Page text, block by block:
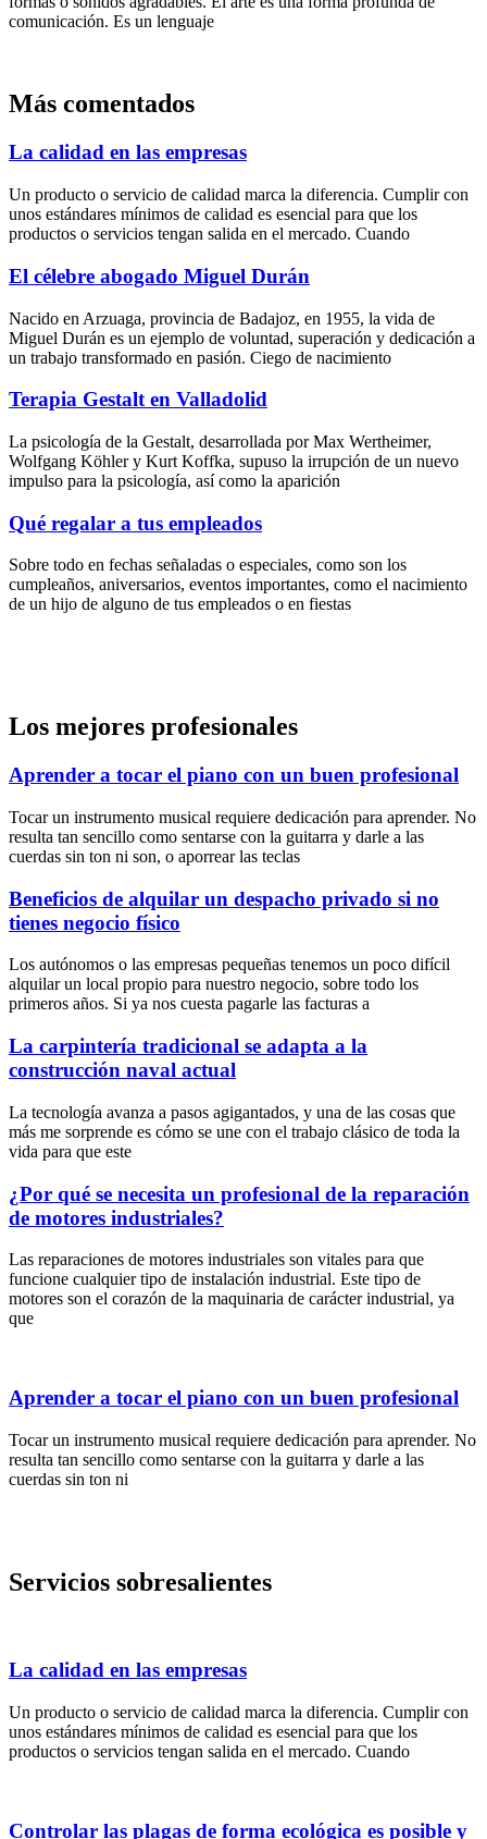
comunicación. Es un lenguaje
Más comentados
La calidad en las empresas
Un producto o servicio de calidad marca la diferencia. Cumplir con
unos estándares mínimos de calidad es esencial para que los
productos o servicios tengan salida en el mercado. Cuando
El célebre abogado Miguel Durán
Nacido en Arzuaga, provincia de Badajoz, en 1955, la vida de
Miguel Durán es un ejemplo de voluntad, superación y dedicación a
un trabajo transformado en pasión. Ciego de nacimiento
Terapia Gestalt en Valladolid
La psicología de la Gestalt, desarrollada por Max Wertheimer,
Wolfgang Köhler y Kurt Koffka, supuso la irrupción de un nuevo
impulso para la psicología, así como la aparición
Qué regalar a tus empleados
Sobre todo en fechas señaladas o especiales, como son los
cumpleaños, aniversarios, eventos importantes, como el nacimiento
de un hijo de alguno de tus empleados o en fiestas
Los mejores profesionales
Aprender a tocar el piano con un buen profesional
Tocar un instrumento musical requiere dedicación para aprender. No
resulta tan sencillo como sentarse con la guitarra y darle a las
cuerdas sin ton ni son, o aporrear las teclas
Beneficios de alquilar un despacho privado si no
tienes negocio físico
Los autónomos o las empresas pequeñas tenemos un poco difícil
alquilar un local propio para nuestro negocio, sobre todo los
primeros años. Si ya nos cuesta pagarle las facturas a
La carpintería tradicional se adapta a la
construcción naval actual
La tecnología avanza a pasos agigantados, y una de las cosas que
más me sorprende es cómo se une con el trabajo clásico de toda la
vida para que este
¿Por qué se necesita un profesional de la reparación
de motores industriales?
Las reparaciones de motores industriales son vitales para que
funcione cualquier tipo de instalación industrial. Este tipo de
motores son el corazón de la maquinaria de carácter industrial, ya
que
Aprender a tocar el piano con un buen profesional
Tocar un instrumento musical requiere dedicación para aprender. No
resulta tan sencillo como sentarse con la guitarra y darle a las
cuerdas sin ton ni
Servicios sobresalientes
La calidad en las empresas
Un producto o servicio de calidad marca la diferencia. Cumplir con
unos estándares mínimos de calidad es esencial para que los
productos o servicios tengan salida en el mercado. Cuando
Controlar las plagas de forma ecológica es posible y